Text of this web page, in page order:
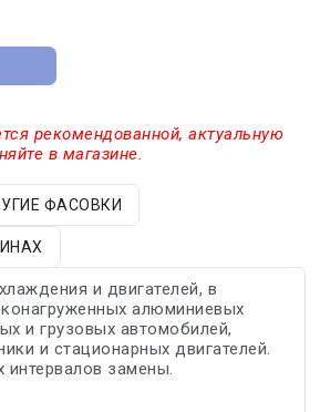
рекомендованной, актуальную
в магазине.
ФАСОВКИ
и двигателей, в
алюминиевых
и грузовых автомобилей,
и стационарных двигателей.
замены.